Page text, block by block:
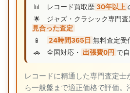
📊 レコード買取歴 30年以上
🌟
ジャズ・クラシック専門査
見合った査定
📱
24時間365日 無料査定受
🚗
全国対応・ 出張費0円 で
レコードに精通した専門査定士
ら一般盤まで適正価格で評価。